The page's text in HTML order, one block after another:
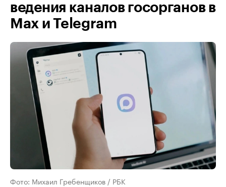
ведения каналов госорганов в
Max и Telegram
Фото: Михаил Гребенщиков / РБК